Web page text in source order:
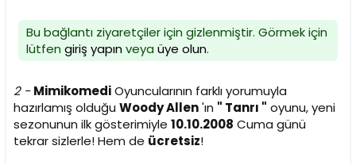
Bu bağlantı ziyaretçiler için gizlenmiştir. Görmek için
lütfen giriş yapınveya üye olun.
2 - MimikomediOyuncularının farklı yorumuyla
hazırlamış olduğu Woody Allen'ın " Tanrı " oyunu, yeni
sezonunun ilk gösterimiyle 10.10.2008 Cuma günü
tekrar sizlerle! Hem de ücretsiz!